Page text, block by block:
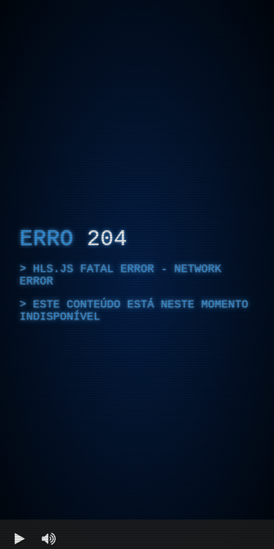
ERRO 204
HLS.JS FATAL ERROR - NETWORK
ERROR
ESTE CONTEÚDO ESTÁ NESTE MOMENTO
INDISPONÍVEL